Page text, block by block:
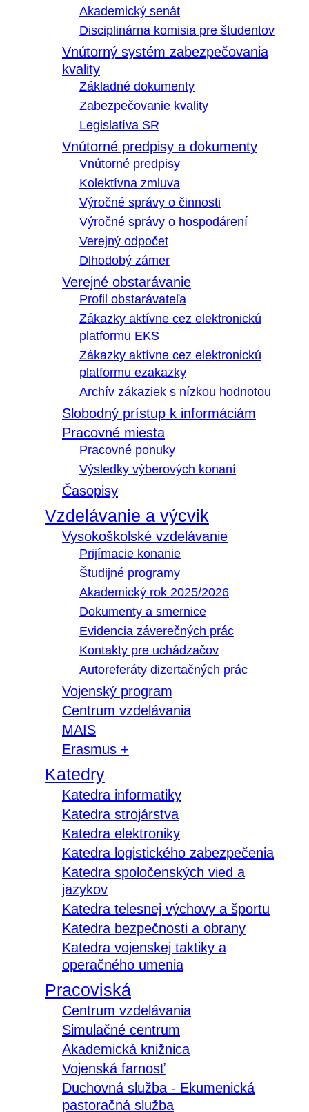
Akademický senát
Disciplinárna komisia pre študentov
Vnútorný systém zabezpečovania
kvality
Základné dokumenty
Zabezpečovanie kvality
Legislatíva SR
Vnútorné predpisy a dokumenty
Vnútorné predpisy
Kolektívna zmluva
Výročné správy o činnosti
Výročné správy o hospodárení
Verejný odpočet
Dlhodobý zámer
Verejné obstarávanie
Profil obstarávateľa
Zákazky aktívne cez elektronickú
platformu EKS
Zákazky aktívne cez elektronickú
platformu ezakazky
Archív zákaziek s nízkou hodnotou
Slobodný prístup k informáciám
Pracovné miesta
Pracovné ponuky
Výsledky výberových konaní
Časopisy
Vzdelávanie a výcvik
Vysokoškolské vzdelávanie
Prijímacie konanie
Študijné programy
Akademický rok 2025/2026
Dokumenty a smernice
Evidencia záverečných prác
Kontakty pre uchádzačov
Autoreferáty dizertačných prác
Vojenský program
Centrum vzdelávania
MAIS
Erasmus +
Katedry
Katedra informatiky
Katedra strojárstva
Katedra elektroniky
Katedra logistického zabezpečenia
Katedra spoločenských vied a
jazykov
Katedra telesnej výchovy a športu
Katedra bezpečnosti a obrany
Katedra vojenskej taktiky a
operačného umenia
Pracoviská
Centrum vzdelávania
Simulačné centrum
Akademická knižnica
Vojenská farnosť
Duchovná služba - Ekumenická
pastoračná služba